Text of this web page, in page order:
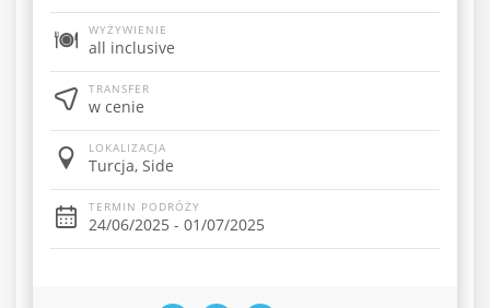
WYŻYWIENIE
all inclusive
TRANSFER
w cenie
LOKALIZACJA
Turcja, Side
TERMIN PODRÓŻY
24/06/2025 - 01/07/2025